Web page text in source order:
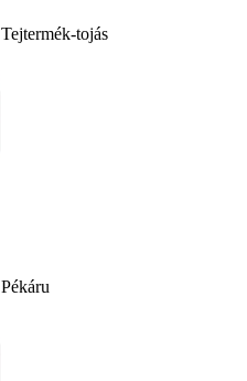
Tejtermék-tojás
Pékáru